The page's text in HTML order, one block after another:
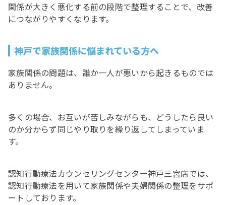
関係が大きく悪化する前の段階で整理することで、改善
につながりやすくなります。
神戸で家族関係に悩まれている方へ
家族関係の問題は、誰か一人が悪いから起きるものでは
ありません。
多くの場合、お互いが苦しみながらも、どうしたら良い
のか分からず同じやり取りを繰り返してしまっていま
す。
認知行動療法カウンセリングセンター神戸三宮店では、
認知行動療法を用いて家族関係や夫婦関係の整理をサポ
ートしております。